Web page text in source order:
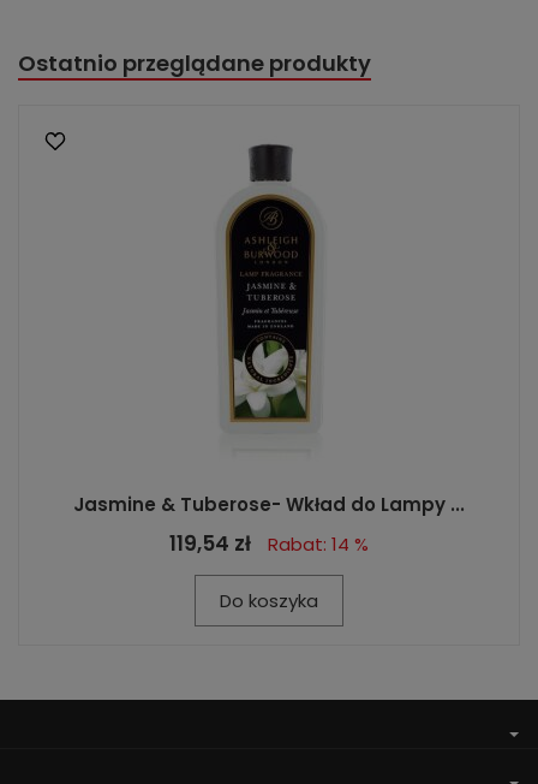
Ostatnio przeglądane produkty
Jasmine & Tuberose- Wkład do Lampy ...
119,54 zł Rabat: 14 %
Do koszyka